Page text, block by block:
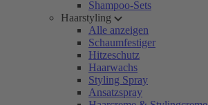
Shampoo-Sets
Haarstyling
Alle anzeigen
Schaumfestiger
Hitzeschutz
Haarwachs
Styling Spray
Ansatzspray